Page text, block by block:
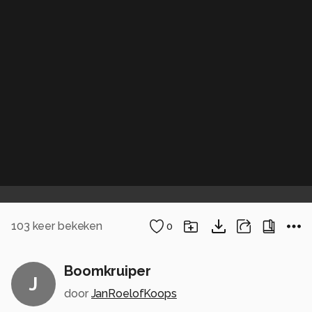
103 keer bekeken 0
J
Boomkruiper
door JanRoelofKoops